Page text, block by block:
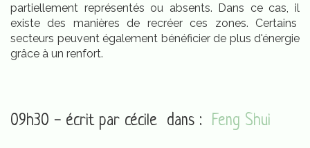
partiellement représentés ou absents. Dans ce cas, il
existe des manières de recréer ces zones. Certains
secteurs peuvent également bénéficier de plus d'énergie
grâce à un renfort.
09h30 - écrit par cécile dans : Feng Shui